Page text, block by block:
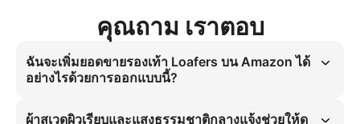
คุณถาม เราตอบ
ฉันจะเพิ่มยอดขายรองเท้า Loafers บน Amazon ได้
อย่างไรด้วยการออกแบบนี้?
ผู้ชาย มุมมองนี้ให้การมองเห็นการติดตั้งที่แม่นยำ แก้ปัญหาความแม่นยำใน
ผ้าสเวดผิวเรียบและแสงธรรมชาติกลางแจ้งช่วยให้ดู